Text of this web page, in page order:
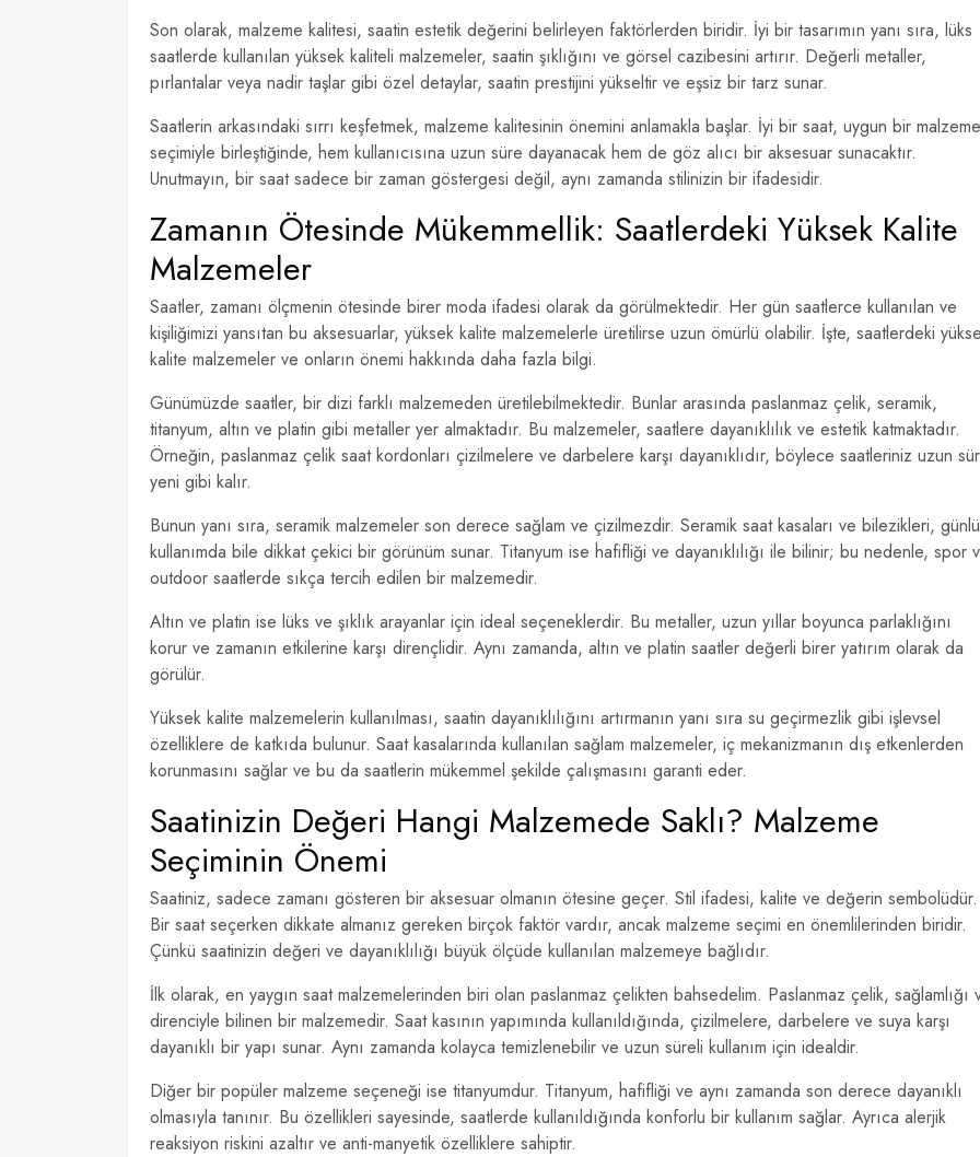
Son olarak, malzeme kalitesi, saatin estetik değerini belirleyen faktörlerden biridir. İyi bir tasarımın yanı sıra, lüks
saatlerde kullanılan yüksek kaliteli malzemeler, saatin şıklığını ve görsel cazibesini artırır. Değerli metaller,
pırlantalar veya nadir taşlar gibi özel detaylar, saatin prestijini yükseltir ve eşsiz bir tarz sunar.
Saatlerin arkasındaki sırrı keşfetmek, malzeme kalitesinin önemini anlamakla başlar. İyi bir saat, uygun bir malzeme
seçimiyle birleştiğinde, hem kullanıcısına uzun süre dayanacak hem de göz alıcı bir aksesuar sunacaktır.
Unutmayın, bir saat sadece bir zaman göstergesi değil, aynı zamanda stilinizin bir ifadesidir.
Zamanın Ötesinde Mükemmellik: Saatlerdeki Yüksek Kalite
Malzemeler
Saatler, zamanı ölçmenin ötesinde birer moda ifadesi olarak da görülmektedir. Her gün saatlerce kullanılan ve
kişiliğimizi yansıtan bu aksesuarlar, yüksek kalite malzemelerle üretilirse uzun ömürlü olabilir. İşte, saatlerdeki
kalite malzemeler ve onların önemi hakkında daha fazla bilgi.
Günümüzde saatler, bir dizi farklı malzemeden üretilebilmektedir. Bunlar arasında paslanmaz çelik, seramik,
titanyum, altın ve platin gibi metaller yer almaktadır. Bu malzemeler, saatlere dayanıklılık ve estetik katmaktadır.
Örneğin, paslanmaz çelik saat kordonları çizilmelere ve darbelere karşı dayanıklıdır, böylece saatleriniz uzun
yeni gibi kalır.
Bunun yanı sıra, seramik malzemeler son derece sağlam ve çizilmezdir. Seramik saat kasaları ve bilezikleri,
kullanımda bile dikkat çekici bir görünüm sunar. Titanyum ise hafifliği ve dayanıklılığı ile bilinir; bu nedenle, spor
outdoor saatlerde sıkça tercih edilen bir malzemedir.
Altın ve platin ise lüks ve şıklık arayanlar için ideal seçeneklerdir. Bu metaller, uzun yıllar boyunca parlaklığını
korur ve zamanın etkilerine karşı dirençlidir. Aynı zamanda, altın ve platin saatler değerli birer yatırım olarak da
görülür.
Yüksek kalite malzemelerin kullanılması, saatin dayanıklılığını artırmanın yanı sıra su geçirmezlik gibi işlevsel
özelliklere de katkıda bulunur. Saat kasalarında kullanılan sağlam malzemeler, iç mekanizmanın dış etkenlerden
korunmasını sağlar ve bu da saatlerin mükemmel şekilde çalışmasını garanti eder.
Saatinizin Değeri Hangi Malzemede Saklı? Malzeme
Seçiminin Önemi
Saatiniz, sadece zamanı gösteren bir aksesuar olmanın ötesine geçer. Stil ifadesi, kalite ve değerin sembolüdür.
Bir saat seçerken dikkate almanız gereken birçok faktör vardır, ancak malzeme seçimi en önemlilerinden biridir.
Çünkü saatinizin değeri ve dayanıklılığı büyük ölçüde kullanılan malzemeye bağlıdır.
İlk olarak, en yaygın saat malzemelerinden biri olan paslanmaz çelikten bahsedelim. Paslanmaz çelik, sağlamlığı
direnciyle bilinen bir malzemedir. Saat kasının yapımında kullanıldığında, çizilmelere, darbelere ve suya karşı
dayanıklı bir yapı sunar. Aynı zamanda kolayca temizlenebilir ve uzun süreli kullanım için idealdir.
Diğer bir popüler malzeme seçeneği ise titanyumdur. Titanyum, hafifliği ve aynı zamanda son derece dayanıklı
olmasıyla tanınır. Bu özellikleri sayesinde, saatlerde kullanıldığında konforlu bir kullanım sağlar. Ayrıca alerjik
reaksiyon riskini azaltır ve anti-manyetik özelliklere sahiptir.